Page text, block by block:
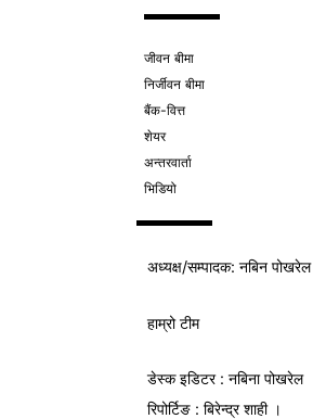
जीवन बीमा
निर्जीवन बीमा
बैंक-वित्त
शेयर
अन्तरवार्ता
भिडियो
अध्यक्ष/सम्पादक: नबिन पोखरेल
हाम्रो टीम
डेस्क इडिटर : नबिना पोखरेल
रिपोर्टिङ : बिरेन्द्र शाही ।